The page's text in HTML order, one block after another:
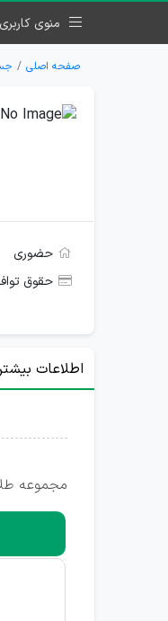
منوی کاربری
صفحه اصلی
حضوری
حقوق
اطلاعات
مجموعه